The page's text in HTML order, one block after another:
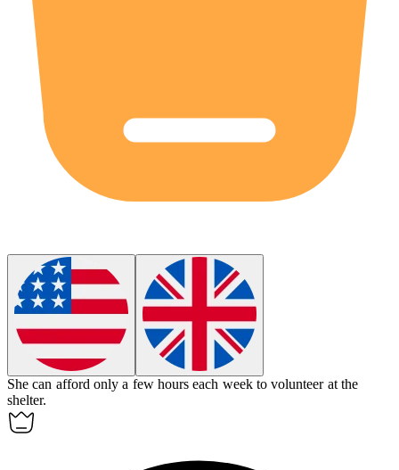
She can afford only a few hours each week to volunteer at the
shelter.